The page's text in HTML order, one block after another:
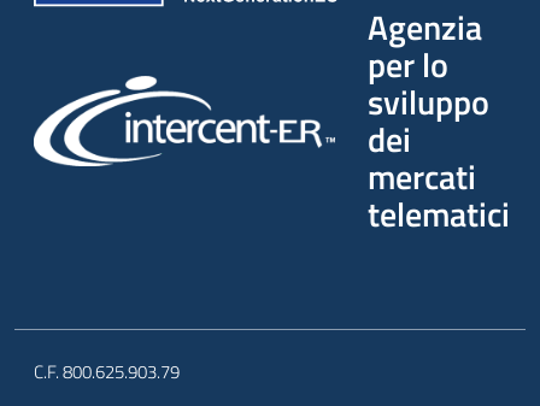
Agenzia
per lo
sviluppo
dei
mercati
telematici
C.F. 800.625.903.79